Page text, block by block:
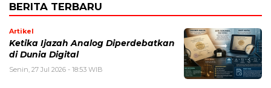
BERITA TERBARU
Artikel
Ketika Ijazah Analog Diperdebatkan
di Dunia Digital
Senin, 27 Jul 2026 - 18:53 WIB